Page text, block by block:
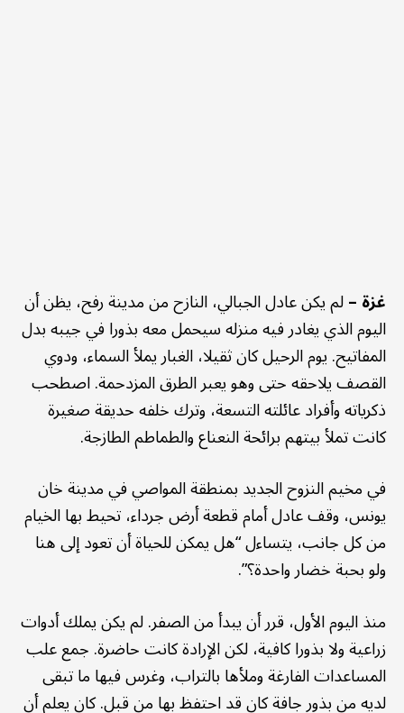
غزة –لم يكن عادل الجبالي، النازح من مدينة رفح، يظن أن
اليوم الذي يغادر فيه منزله سيحمل معه بذورا في جيبه بدل
المفاتيح. يوم الرحيل كان ثقيلا، الغبار يملأ السماء، ودوي
القصف يلاحقه حتى وهو يعبر الطرق المزدحمة. اصطحب
ذكرياته وأفراد عائلته التسعة، وترك خلفه حديقة صغيرة
كانت تملأ بيتهم برائحة النعناع والطماطم الطازجة.
في مخيم النزوح الجديد بمنطقة المواصي في مدينة خان
يونس، وقف عادل أمام قطعة أرض جرداء، تحيط بها الخيام
من كل جانب، يتساءل “هل يمكن للحياة أن تعود إلى هنا
ولو بحبة خضار واحدة؟”.
منذ اليوم الأول، قرر أن يبدأ من الصفر. لم يكن يملك أدوات
زراعية ولا بذورا كافية، لكن الإرادة كانت حاضرة. جمع علب
المساعدات الفارغة وملأها بالتراب، وغرس فيها ما تبقى
لديه من بذور جافة كان قد احتفظ بها من قبل. كان يعلم أن